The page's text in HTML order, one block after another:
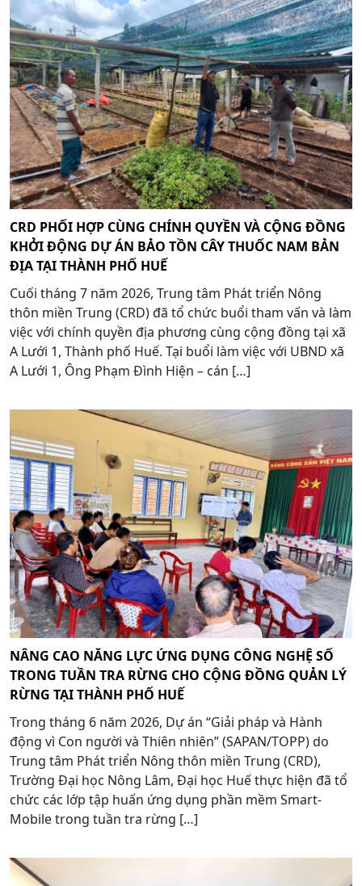
CRD PHỐI HỢP CÙNG CHÍNH QUYỀN VÀ CỘNG ĐỒNG
KHỞI ĐỘNG DỰ ÁN BẢO TỒN CÂY THUỐC NAM BẢN
ĐỊA TẠI THÀNH PHỐ HUẾ
Cuối tháng 7 năm 2026, Trung tâm Phát triển Nông
thôn miền Trung (CRD) đã tổ chức buổi tham vấn và làm
việc với chính quyền địa phương cùng cộng đồng tại xã
A Lưới 1, Thành phố Huế. Tại buổi làm việc với UBND xã
A Lưới 1, Ông Phạm Đình Hiện – cán […]
NÂNG CAO NĂNG LỰC ỨNG DỤNG CÔNG NGHỆ SỐ
TRONG TUẦN TRA RỪNG CHO CỘNG ĐỒNG QUẢN LÝ
RỪNG TẠI THÀNH PHỐ HUẾ
Trong tháng 6 năm 2026, Dự án “Giải pháp và Hành
động vì Con người và Thiên nhiên” (SAPAN/TOPP) do
Trung tâm Phát triển Nông thôn miền Trung (CRD),
Trường Đại học Nông Lâm, Đại học Huế thực hiện đã tổ
chức các lớp tập huấn ứng dụng phần mềm Smart-
Mobile trong tuần tra rừng […]